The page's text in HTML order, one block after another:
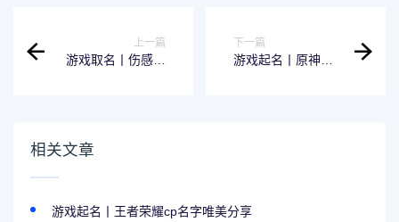
上一篇
游戏取名丨伤感的
下一篇
游戏起名丨原神好
相关文章
游戏起名丨王者荣耀cp名字唯美分享